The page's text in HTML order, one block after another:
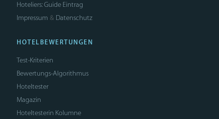
Hoteliers: Guide Eintrag
Impressum & Datenschutz
HOTELBEWERTUNGEN
Test-Kriterien
Bewertungs-Algorithmus
Hoteltester
Magazin
Hoteltesterin Kolumne